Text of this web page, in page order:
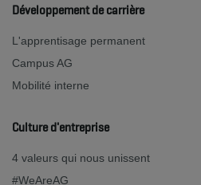
Développement de carrière
L'apprentisage permanent
Campus AG
Mobilité interne
Culture d'entreprise
4 valeurs qui nous unissent
#WeAreAG